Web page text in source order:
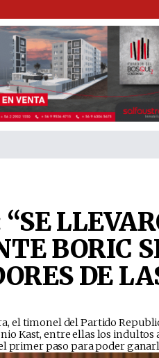
BORIC
DE
el timonel del Partido
Kast, entre ellas los
primer paso para poder